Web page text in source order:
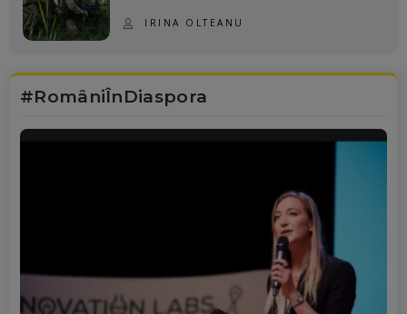
IRINA OLTEANU
#RomâniÎnDiaspora